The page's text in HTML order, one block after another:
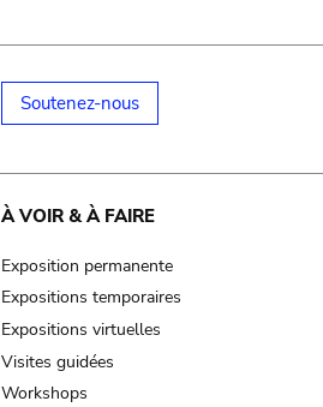
Soutenez-nous
À VOIR & À FAIRE
Exposition permanente
Expositions temporaires
Expositions virtuelles
Visites guidées
Workshops